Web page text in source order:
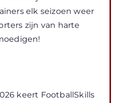
elk seizoen weer
zijn van harte
keert FootballSkills